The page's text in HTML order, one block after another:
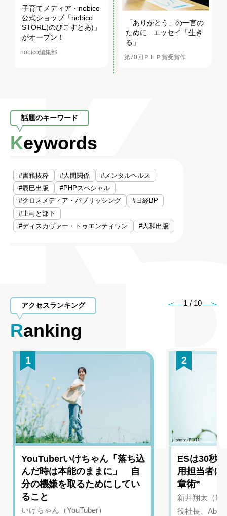
子育てメディア・nobico
公式ショップ「nobico
STORE(のびこすとあ)」
がオープン！
nobico編集部
「ありがとう」の一言の
ために...エッセイ「生き
る」
第70回ＰＨＰ賞受賞作
話題のキーワード
Keywords
#書籍抜粋 #人間関係
#メンタルヘルス
#辰巳出版
#PHPスペシャル
#クロスメディア・パブリッシング
#日経BP
#上司と部下
#ディスカヴァー・トゥエンティワン
#大和出版
アクセスランキング
Ranking
1 / 10
1
YouTuberいけちゃん「落ち込
んだ時は本能のままに」 自
分の機嫌を取るためにしてい
ること
いけちゃん（YouTuber）
2
ESは30秒
用担当者に
章術”
新井翔太（
役社長、